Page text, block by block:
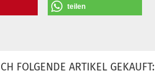
teilen
FOLGENDE ARTIKEL GEKAUFT: